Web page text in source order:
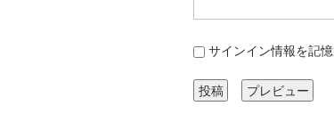
サインイン情報を記憶